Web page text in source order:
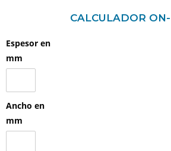
CALCULADOR
Espesor en
mm
Ancho en
mm